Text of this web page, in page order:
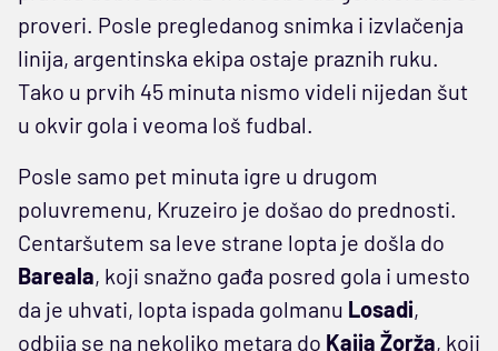
proveri. Posle pregledanog snimka i izvlačenja
linija, argentinska ekipa ostaje praznih ruku.
Tako u prvih 45 minuta nismo videli nijedan šut
u okvir gola i veoma loš fudbal.
Posle samo pet minuta igre u drugom
poluvremenu, Kruzeiro je došao do prednosti.
Centaršutem sa leve strane lopta je došla do
Bareala, koji snažno gađa posred gola i umesto
da je uhvati, lopta ispada golmanu Losadi,
odbija se na nekoliko metara do Kaija Žorža, koji